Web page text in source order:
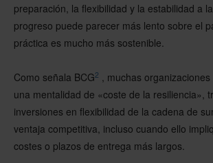
preparación, la flexibilidad y la estabilidad a
progreso puede parecer más lento sobre el
práctica es mucho más sostenible.
Como señala BCG2
, muchas
una mentalidad de «coste de la resiliencia»,
inversiones en flexibilidad de la cadena de
ventaja competitiva, incluso cuando ello
costes o plazos de entrega más largos.